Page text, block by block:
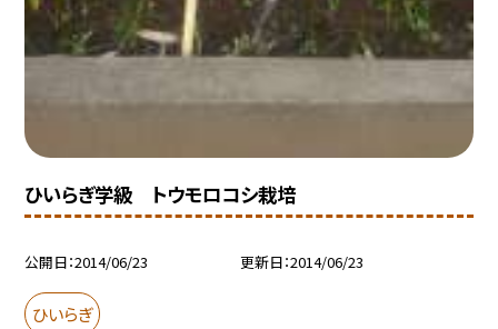
ひいらぎ学級 トウモロコシ栽培
公開日 2014/06/23 更新日 2014/06/23
ひいらぎ